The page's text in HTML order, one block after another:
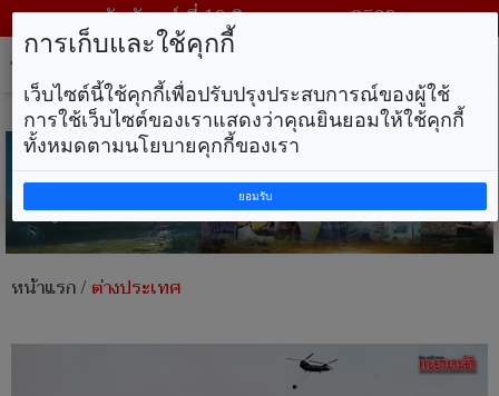
วันจันทร์ ที่ 10 สิงหาคม พ.ศ. 2569
หน้าแรก/ต่างประเทศ
การเก็บและใช้คุกกี้
เว็บไซต์นี้ใช้คุกกี้เพื่อปรับปรุงประสบการณ์ของผู้ใช้
การใช้เว็บไซต์ของเราแสดงว่าคุณยินยอมให้ใช้คุกกี้
ทั้งหมดตามนโยบายคุกกี้ของเรา
ยอมรับ